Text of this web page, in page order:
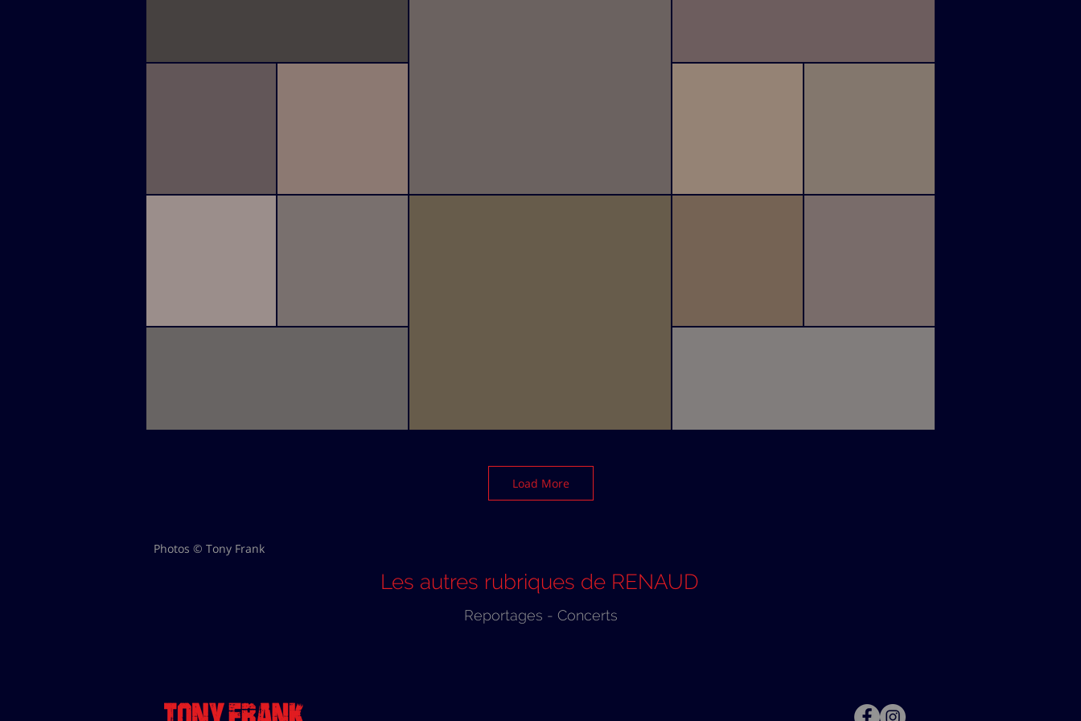
Load More
Photos © Tony Frank
Les autres rubriques de RENAUD
Reportages - Concerts